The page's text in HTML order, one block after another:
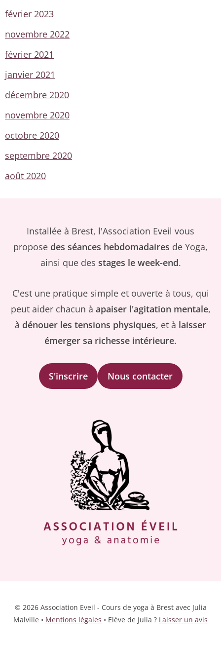
février 2023
novembre 2022
février 2021
janvier 2021
décembre 2020
novembre 2020
octobre 2020
septembre 2020
août 2020
Installée à Brest, l'Association Eveil vous
propose des séances hebdomadaires de Yoga,
ainsi que des stages le week-end.
C'est une pratique simple et ouverte à tous, qui
peut aider chacun à apaiser l'agitation mentale,
à dénouer les tensions physiques, et à laisser
émerger sa richesse intérieure.
S'inscrire Nous contacter
© 2026 Association Eveil - Cours de yoga à Brest avec Julia
Malville • Mentions légales • Elève de Julia ? Laisser un avis